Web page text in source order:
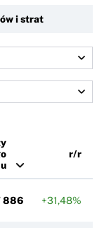
i strat
r/r
886 +31,48%